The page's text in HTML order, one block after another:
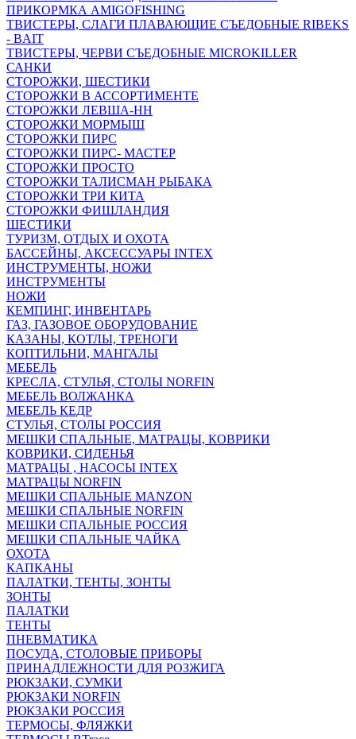
ПРИКОРМКА AMIGOFISHING
ТВИСТЕРЫ, СЛАГИ ПЛАВАЮЩИЕ СЪЕДОБНЫЕ RIBEKS
- BAIT
ТВИСТЕРЫ, ЧЕРВИ СЪЕДОБНЫЕ MICROKILLER
САНКИ
СТОРОЖКИ, ШЕСТИКИ
СТОРОЖКИ В АССОРТИМЕНТЕ
СТОРОЖКИ ЛЕВША-НН
СТОРОЖКИ МОРМЫШ
СТОРОЖКИ ПИРС
СТОРОЖКИ ПИРС- МАСТЕР
СТОРОЖКИ ПРОСТО
СТОРОЖКИ ТАЛИСМАН РЫБАКА
СТОРОЖКИ ТРИ КИТА
СТОРОЖКИ ФИШЛАНДИЯ
ШЕСТИКИ
ТУРИЗМ, ОТДЫХ И ОХОТА
БАССЕЙНЫ, АКСЕССУАРЫ INTEX
ИНСТРУМЕНТЫ, НОЖИ
ИНСТРУМЕНТЫ
НОЖИ
КЕМПИНГ, ИНВЕНТАРЬ
ГАЗ, ГАЗОВОЕ ОБОРУДОВАНИЕ
КАЗАНЫ, КОТЛЫ, ТРЕНОГИ
КОПТИЛЬНИ, МАНГАЛЫ
МЕБЕЛЬ
КРЕСЛА, СТУЛЬЯ, СТОЛЫ NORFIN
МЕБЕЛЬ ВОЛЖАНКА
МЕБЕЛЬ КЕДР
СТУЛЬЯ, СТОЛЫ РОССИЯ
МЕШКИ СПАЛЬНЫЕ, МАТРАЦЫ, КОВРИКИ
КОВРИКИ, СИДЕНЬЯ
МАТРАЦЫ , НАСОСЫ INTEX
МАТРАЦЫ NORFIN
МЕШКИ СПАЛЬНЫЕ MANZON
МЕШКИ СПАЛЬНЫЕ NORFIN
МЕШКИ СПАЛЬНЫЕ РОССИЯ
МЕШКИ СПАЛЬНЫЕ ЧАЙКА
ОХОТА
КАПКАНЫ
ПАЛАТКИ, ТЕНТЫ, ЗОНТЫ
ЗОНТЫ
ПАЛАТКИ
ТЕНТЫ
ПНЕВМАТИКА
ПОСУДА, СТОЛОВЫЕ ПРИБОРЫ
ПРИНАДЛЕЖНОСТИ ДЛЯ РОЗЖИГА
РЮКЗАКИ, СУМКИ
РЮКЗАКИ NORFIN
РЮКЗАКИ РОССИЯ
ТЕРМОСЫ, ФЛЯЖКИ